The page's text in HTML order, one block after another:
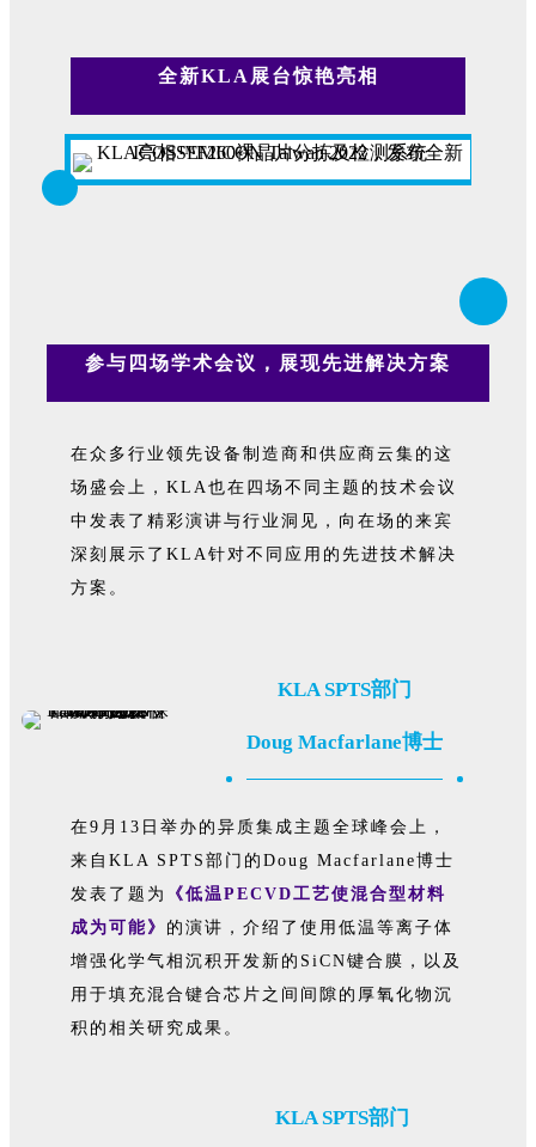
全新KLA展台惊艳亮相
参与四场学术会议，展现先进解决方案
在众多行业领先设备制造商和供应商云集的这
场盛会上，KLA也在四场不同主题的技术会议
中发表了精彩演讲与行业洞见，向在场的来宾
深刻展示了KLA针对不同应用的先进技术解决
方案。
KLA SPTS部门
Doug Macfarlane博士
在9月13日举办的异质集成主题全球峰会上，
来自KLA SPTS部门的Doug Macfarlane博士
发表了题为
《低温PECVD工艺使混合型材料
成为可能》 的演讲，介绍了使用低温等离子体
增强化学气相沉积开发新的SiCN键合膜，以及
用于填充混合键合芯片之间间隙的厚氧化物沉
积的相关研究成果。
KLA SPTS部门